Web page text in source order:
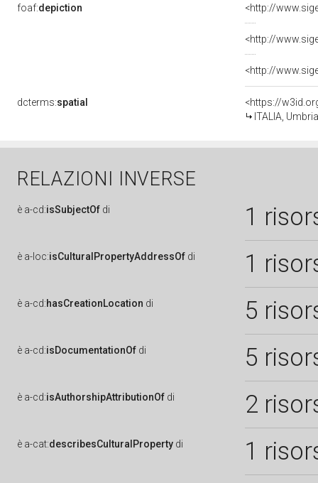
foaf:depiction
dcterms:spatial
<https://
ITALIA,
RELAZIONI INVERSE
è a-cd:isSubjectOf di 1
è a-loc:isCulturalPropertyAddressOf di 1
è a-cd:hasCreationLocation di 5
è a-cd:isDocumentationOf di 5
è a-cd:isAuthorshipAttributionOf di 2
è a-cat:describesCulturalProperty di 1